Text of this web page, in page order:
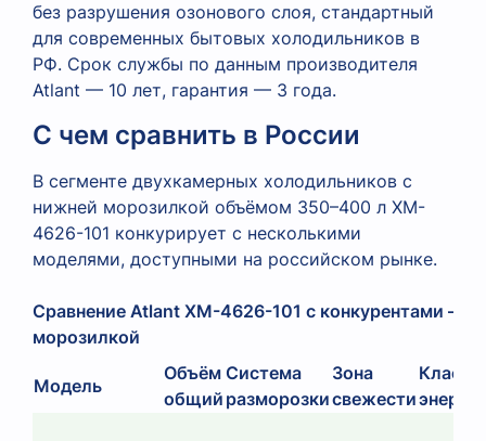
без разрушения озонового слоя, стандартный
для современных бытовых холодильников в
РФ. Срок службы по данным производителя
Atlant — 10 лет, гарантия — 3 года.
С чем сравнить в России
В сегменте двухкамерных холодильников с
нижней морозилкой объёмом 350–400 л XM-
4626-101 конкурирует с несколькими
моделями, доступными на российском рынке.
Сравнение Atlant XM-4626-101 с конкурентами —
морозилкой
Модель
Объём
общий
Система
разморозки
Зона
свежести
Класс